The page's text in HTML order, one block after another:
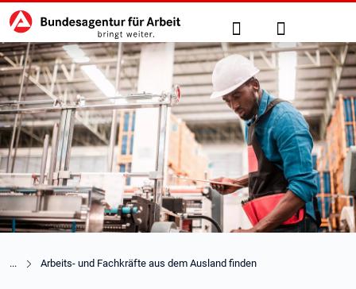
zu den Hauptinhalten springen
Hauptnavigation Suche Anmelden
Arbeits- und Fachkräfte aus dem Ausland finden